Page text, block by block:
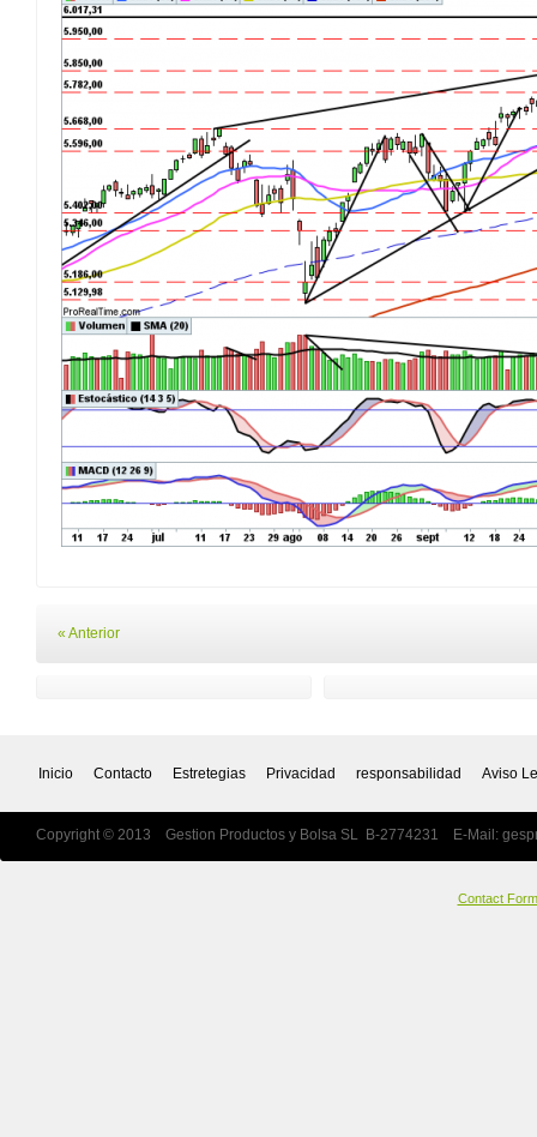
« Anterior
Inicio Contacto Estretegias Privacidad responsabilidad Aviso
Copyright © 2013 Gestion Productos y Bolsa SL B-2774231 E-Mail:
Contact Form